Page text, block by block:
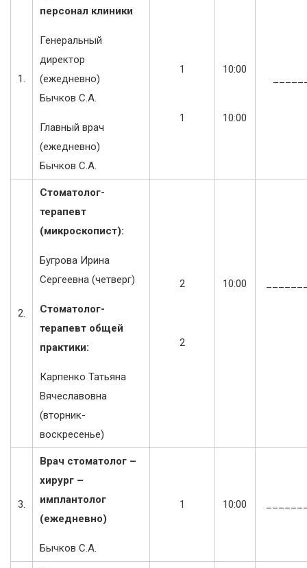
1.
персонал клиники
Генеральный
директор
(ежедневно)
Бычков С.А.
Главный врач
(ежедневно)
Бычков С.А.
1
1
10:00
10:00
2.
Стоматолог-
терапевт
(микроскопист):
Бугрова Ирина
Сергеевна (четверг)
Стоматолог-
терапевт общей
практики:
Карпенко Татьяна
Вячеславовна
(вторник-
воскресенье)
2
2
10:00
3.
Врач стоматолог –
хирург –
имплантолог
(ежедневно)
Бычков С.А.
1 10:00